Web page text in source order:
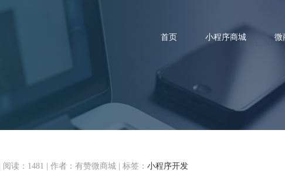
首页 小程序商城 微
阅读：1481 | 作者：有赞微商城 | 标签： 小程序开发